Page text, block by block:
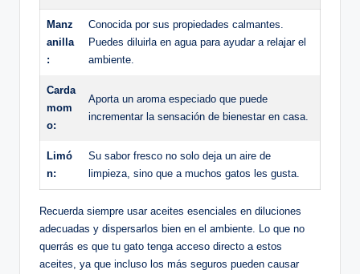
Manz
anilla
:
Conocida por sus propiedades calmantes.
Puedes diluirla en agua para ayudar a relajar el
ambiente.
Carda
mom
o:
Aporta un aroma especiado que puede
incrementar la sensación de bienestar en casa.
Limó
n:
Su sabor fresco no solo deja un aire de
limpieza, sino que a muchos gatos les gusta.
Recuerda siempre usar aceites esenciales en diluciones
adecuadas y dispersarlos bien en el ambiente. Lo que no
querrás es que tu gato tenga acceso directo a estos
aceites, ya que incluso los más seguros pueden causar